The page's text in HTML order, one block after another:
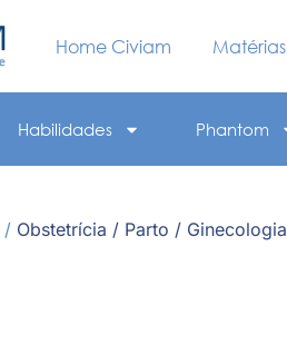
Home Civiam Matérias
Habilidades Phantom
/ Obstetrícia / Parto / Ginecologia